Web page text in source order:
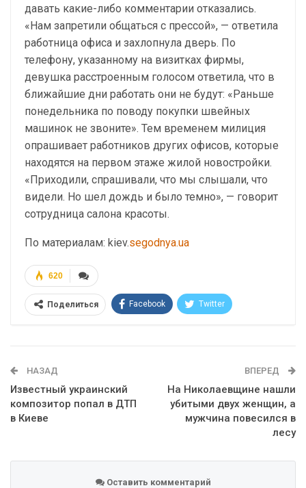
давать какие-либо комментарии отказались.
«Нам запретили общаться с прессой», — ответила
работница офиса и захлопнула дверь. По
телефону, указанному на визитках фирмы,
девушка расстроенным голосом ответила, что в
ближайшие дни работать они не будут: «Раньше
понедельника по поводу покупки швейных
машинок не звоните». Тем временем милиция
опрашивает работников других офисов, которые
находятся на первом этаже жилой новостройки.
«Приходили, спрашивали, что мы слышали, что
видели. Но шел дождь и было темно», — говорит
сотрудница салона красоты.
По материалам: kiev.segodnya.ua
620
Поделиться Facebook Twitter
НАЗАД
Известный украинский
композитор попал в ДТП
в Киеве
ВПЕРЕД
На Николаевщине нашли
убитыми двух женщин, а
мужчина повесился в
лесу
Оставить комментарий